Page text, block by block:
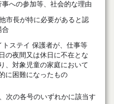
事への参加等、社会的な理由
市長が特に必要があると認
合
トステイ 保護者が、仕事等
の夜間又は休日に不在とな
、対象児童の家庭において
に困難になったもの
次の各号のいずれかに該当す